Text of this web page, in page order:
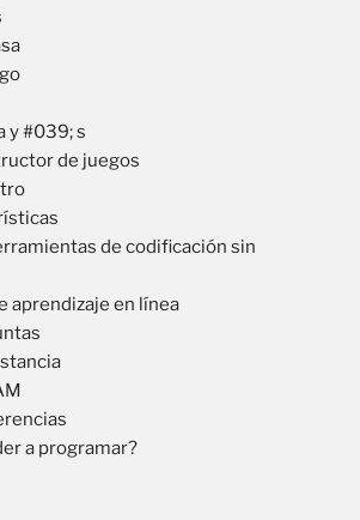
y #039; s
de juegos
de codificación sin
aprendizaje en línea
a programar?